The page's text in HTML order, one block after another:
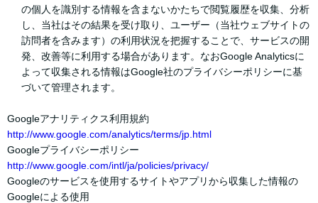
の個人を識別する情報を含まないかたちで閲覧履歴を収集、分析
し、当社はその結果を受け取り、ユーザー（当社ウェブサイトの
訪問者を含みます）の利用状況を把握することで、サービスの開
発、改善等に利用する場合があります。なおGoogle Analyticsに
よって収集される情報はGoogle社のプライバシーポリシーに基
づいて管理されます。
Googleアナリティクス利用規約
http://www.google.com/analytics/terms/jp.html
Googleプライバシーポリシー
http://www.google.com/intl/ja/policies/privacy/
Googleのサービスを使用するサイトやアプリから収集した情報の
Googleによる使用